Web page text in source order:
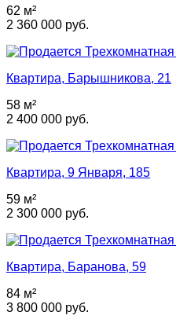
62 м²
2 360 000 руб.
Квартира, Барышникова, 21
58 м²
2 400 000 руб.
Квартира, 9 Января, 185
59 м²
2 300 000 руб.
Квартира, Баранова, 59
84 м²
3 800 000 руб.